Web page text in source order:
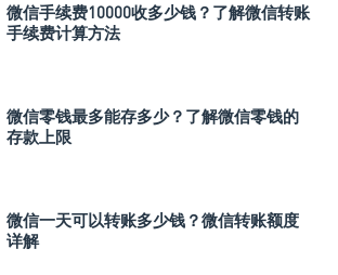
微信手续费10000收多少钱？了解微信转账
手续费计算方法
微信零钱最多能存多少？了解微信零钱的
存款上限
微信一天可以转账多少钱？微信转账额度
详解